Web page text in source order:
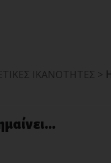
ΙΚΑΝΟΤΗΤΕΣ >